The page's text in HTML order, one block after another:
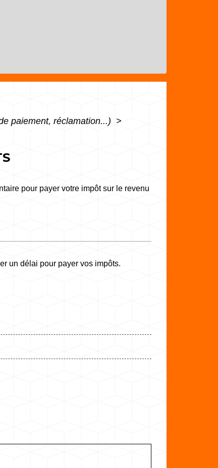
paiement, réclamation...) >
pour payer votre impôt sur le revenu
un délai pour payer vos impôts.